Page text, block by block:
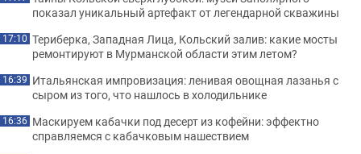
показал уникальный артефакт от легендарной скважины
17:10 Териберка, Западная Лица, Кольский залив: какие мосты
ремонтируют в Мурманской области этим летом?
16:39 Итальянская импровизация: ленивая овощная лазанья с
сыром из того, что нашлось в холодильнике
16:36 Маскируем кабачки под десерт из кофейни: эффектно
справляемся с кабачковым нашествием